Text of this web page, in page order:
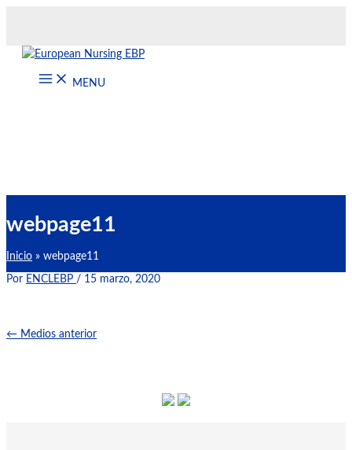
contenido
MENU
webpage11
Inicio webpage11
Por ENCLEBP / 15 marzo, 2020
← Medios anterior